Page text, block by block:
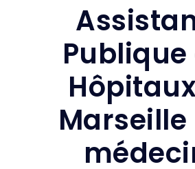
Publique
Marseille